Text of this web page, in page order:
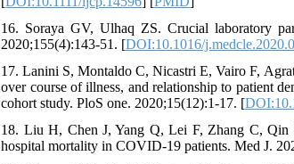
16. Soraya GV, Ulhaq ZS. Crucial laboratory
2020;155(4):143-51. [DOI:10.1016/
17. Lanini S, Montaldo C, Nicastri E, Vairo F,
over course of illness, and relationship to patient
cohort study. PloS one. 2020;15(12):1-17. [
18. Liu H, Chen J, Yang Q, Lei F, Zhang C, Qin
hospital mortality in COVID-19 patients. Med J.